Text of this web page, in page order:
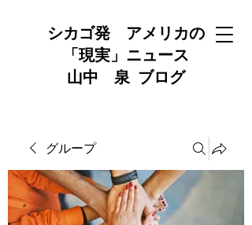
シカゴ発 アメリカの
「現実」ニュース
山中 泉 ブログ
グループ